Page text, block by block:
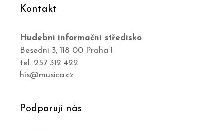
Kontakt
Hudební informační středisko
Besední 3, 118 00 Praha 1
tel. 257 312 422
his@musica.cz
Podporují nás